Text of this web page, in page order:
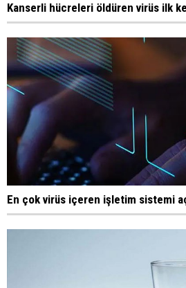
Kanserli hücreleri öldüren virüs ilk
En çok virüs içeren işletim sistemi